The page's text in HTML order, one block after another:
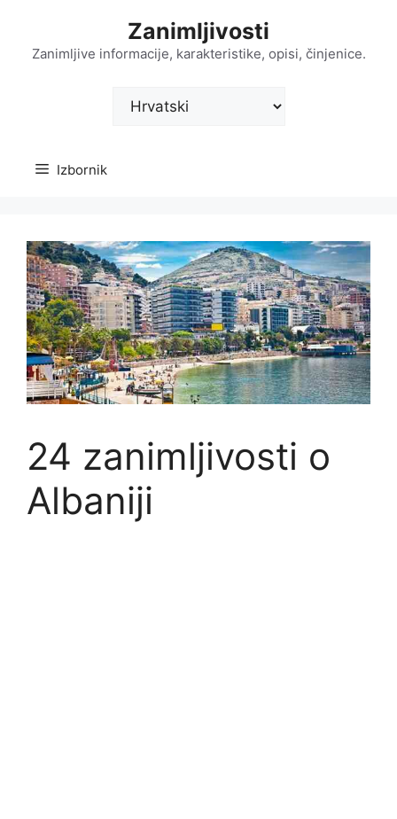
sadržaj
Zanimljivosti
Zanimljive informacije, karakteristike, opisi, činjenice.
Odaberite
Izbornik
24 zanimljivosti o
Albaniji